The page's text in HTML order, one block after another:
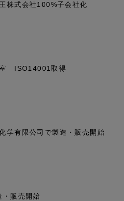
株式会社100%子会社化
室 ISO14001取得
学有限公司で製造・販売開始
・販売開始